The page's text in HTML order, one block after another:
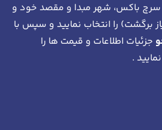
باکس، شهر مبدا و مقصد خود و
برگشت) را انتخاب نمایید و سپس با
جزئیات اطلاعات و قیمت ها را
.